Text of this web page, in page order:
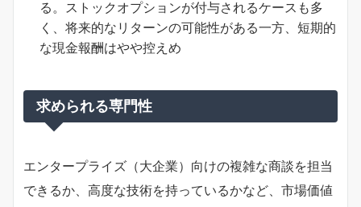
る。ストックオプションが付与されるケースも多
く、将来的なリターンの可能性がある一方、短期的
な現金報酬はやや控えめ
求められる専門性
エンタープライズ（大企業）向けの複雑な商談を担当
できるか、高度な技術を持っているかなど、市場価値